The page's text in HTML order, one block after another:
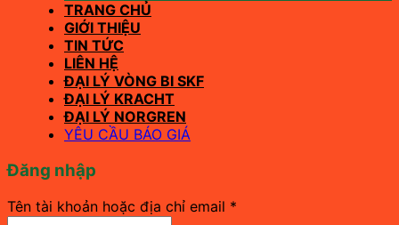
TRANG CHỦ
GIỚI THIỆU
TIN TỨC
LIÊN HỆ
ĐẠI LÝ VÒNG BI SKF
ĐẠI LÝ KRACHT
ĐẠI LÝ NORGREN
YÊU CẦU BÁO GIÁ
Đăng nhập
Tên tài khoản hoặc địa chỉ email *